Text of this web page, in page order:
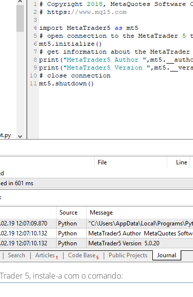
5, instale-a com o comando: